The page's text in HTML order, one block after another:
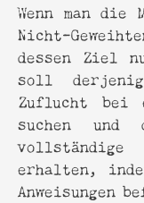
Wenn man die
Nicht-
dessen Ziel
soll
Zuflucht bei
suchen und
vollständige
erhalten,
Anweisungen